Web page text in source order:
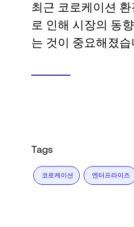
Language
로그인
최근 코로케이션
로 인해 시장의 동
는 것이 중요해졌습
Tags
코로케이션 엔터프라이즈